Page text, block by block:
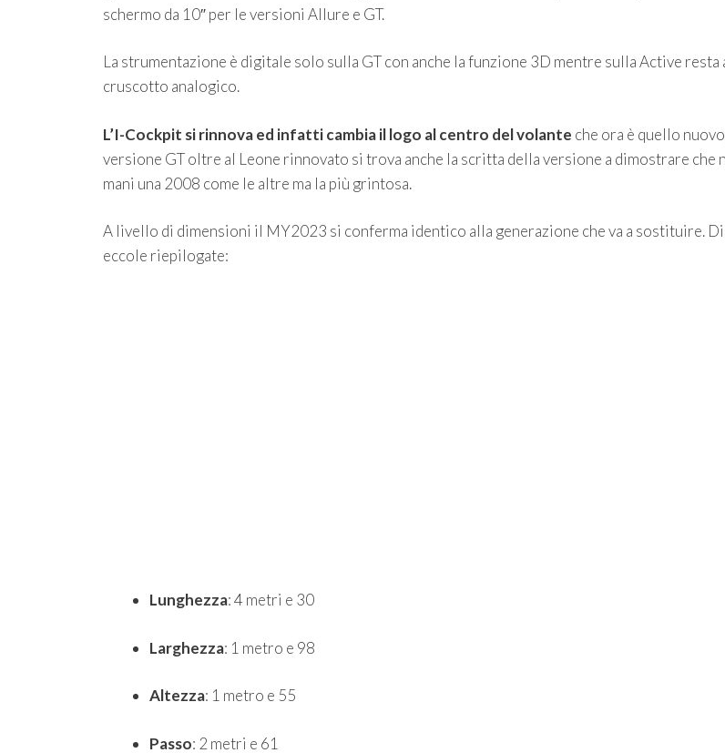
schermo da 10″ per le versioni Allure e GT.
La strumentazione è digitale solo sulla GT con anche la funzione 3D mentre sulla Active resta
cruscotto analogico.
L’I-Cockpit si rinnova ed infatti cambia il logo al centro del volante che ora è quello
versione GT oltre al Leone rinnovato si trova anche la scritta della versione a dimostrare che
mani una 2008 come le altre ma la più grintosa.
A livello di dimensioni il MY2023 si conferma identico alla generazione che va a sostituire.
eccole riepilogate:
Lunghezza: 4 metri e 30
Larghezza: 1 metro e 98
Altezza: 1 metro e 55
Passo: 2 metri e 61